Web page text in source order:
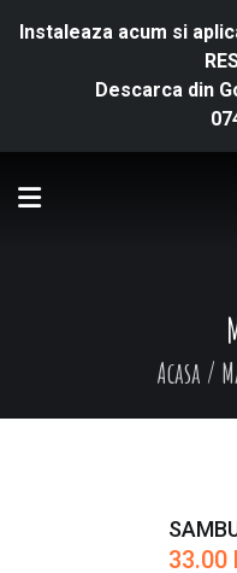
Instaleaza acum si
Descarca din
Acasa /
33.00